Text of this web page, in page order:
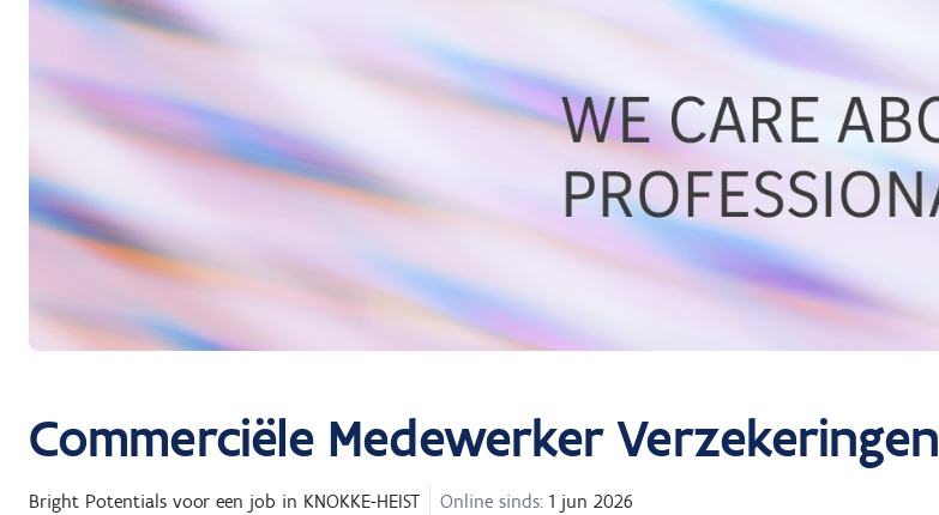
Commerciële Medewerker Verzekeringen
Bright Potentials voor een job in KNOKKE-HEIST Online sinds: 1 jun 2026